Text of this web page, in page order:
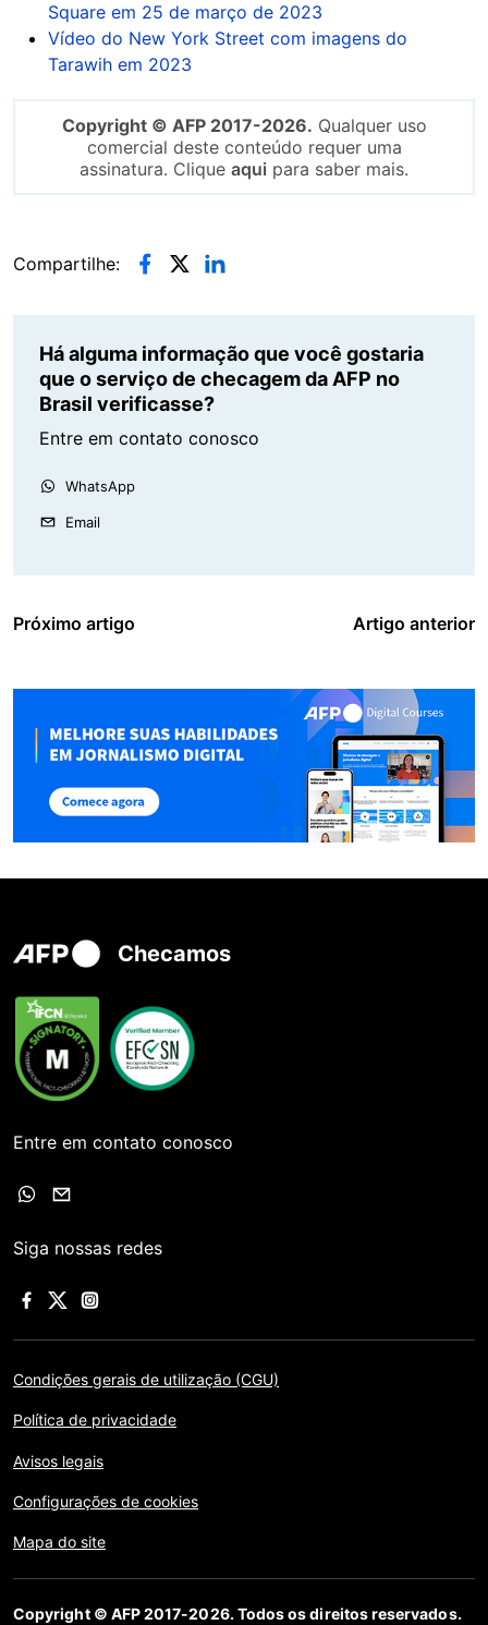
Square em 25 de março de 2023
Vídeo do New York Street com imagens do
Tarawih em 2023
Copyright © AFP 2017-2026. Qualquer uso
comercial deste conteúdo requer uma
assinatura. Clique aqui para saber mais.
Compartilhe:
Há alguma informação que você gostaria
que o serviço de checagem da AFP no
Brasil verificasse?
Entre em contato conosco
WhatsApp
Email
Próximo artigo Artigo anterior
Checamos
Entre em contato conosco
Siga nossas redes
Condições gerais de utilização (CGU)
Política de privacidade
Avisos legais
Configurações de cookies
Mapa do site
Copyright © AFP 2017-2026. Todos os direitos reservados.